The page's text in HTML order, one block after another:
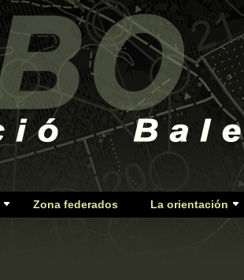
Zona federados La orientación